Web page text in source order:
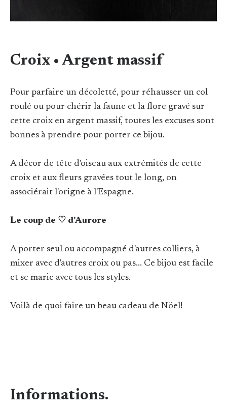
Croix • Argent massif
Pour parfaire un décoletté, pour réhausser un col
roulé ou pour chérir la faune et la flore gravé sur
cette croix en argent massif, toutes les excuses sont
bonnes à prendre pour porter ce bijou.
A décor de tête d'oiseau aux extrémités de cette
croix et aux fleurs gravées tout le long, on
associérait l'origne à l'Espagne.
Le coup de ♡ d'Aurore
A porter seul ou accompagné d'autres colliers, à
mixer avec d'autres croix ou pas... Ce bijou est facile
et se marie avec tous les styles.
Voilà de quoi faire un beau cadeau de Nöel!
Informations.